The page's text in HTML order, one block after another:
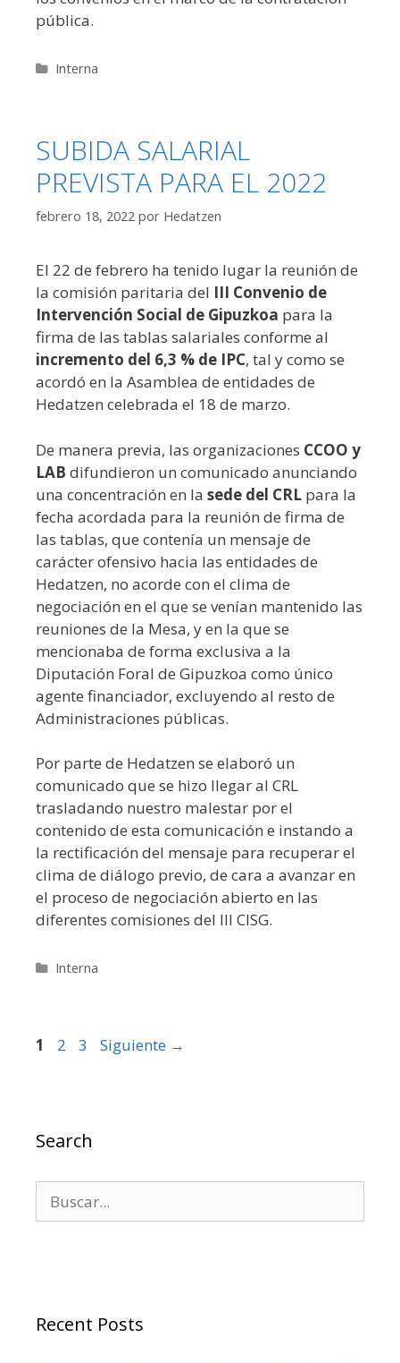
pública.
Categorías
Interna
SUBIDA SALARIAL
PREVISTA PARA EL 2022
febrero 18, 2022 por Hedatzen
El 22 de febrero ha tenido lugar la reunión de
la comisión paritaria del III Convenio de
Intervención Social de Gipuzkoa para la
firma de las tablas salariales conforme al
incremento del 6,3 % de IPC, tal y como se
acordó en la Asamblea de entidades de
Hedatzen celebrada el 18 de marzo.
De manera previa, las organizaciones CCOO y
LAB difundieron un comunicado anunciando
una concentración en la sede del CRL para la
fecha acordada para la reunión de firma de
las tablas, que contenía un mensaje de
carácter ofensivo hacia las entidades de
Hedatzen, no acorde con el clima de
negociación en el que se venían mantenido las
reuniones de la Mesa, y en la que se
mencionaba de forma exclusiva a la
Diputación Foral de Gipuzkoa como único
agente financiador, excluyendo al resto de
Administraciones públicas.
Por parte de Hedatzen se elaboró un
comunicado que se hizo llegar al CRL
trasladando nuestro malestar por el
contenido de esta comunicación e instando a
la rectificación del mensaje para recuperar el
clima de diálogo previo, de cara a avanzar en
el proceso de negociación abierto en las
diferentes comisiones del III CISG.
Categorías
Interna
Página
1 Página
2 Página
3 Siguiente →
Search
Buscar:
Recent Posts